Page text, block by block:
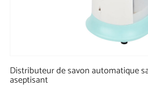
Distributeur de savon automatique
aseptisant